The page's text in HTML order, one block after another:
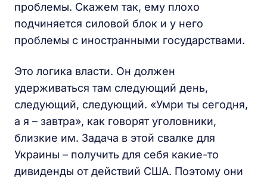
проблемы. Скажем так, ему плохо
подчиняется силовой блок и у него
проблемы с иностранными государствами.
Это логика власти. Он должен
удерживаться там следующий день,
следующий, следующий. «Умри ты сегодня,
а я – завтра», как говорят уголовники,
близкие им. Задача в этой свалке для
Украины – получить для себя какие-то
дивиденды от действий США. Поэтому они